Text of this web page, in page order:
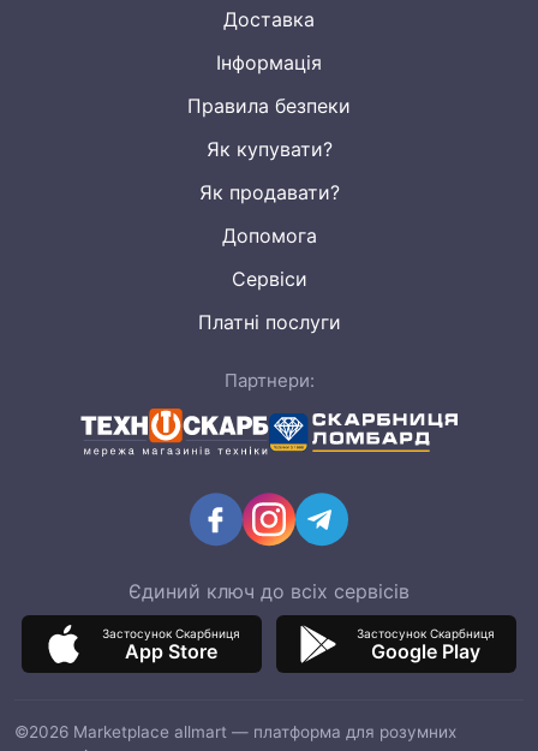
Доставка
Інформація
Правила безпеки
Як купувати?
Як продавати?
Допомога
Сервіси
Платні послуги
Партнери:
Єдиний ключ до всіх сервісів
Застосунок Скарбниця
App Store
Застосунок Скарбниця
Google Play
©2026 Marketplace allmart — платформа для розумних